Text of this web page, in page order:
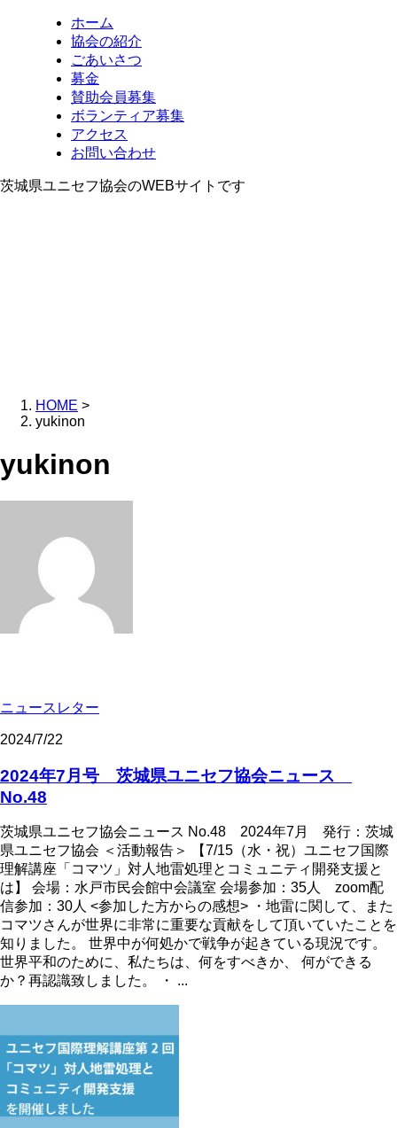
ホーム
協会の紹介
ごあいさつ
募金
賛助会員募集
ボランティア募集
アクセス
お問い合わせ
茨城県ユニセフ協会のWEBサイトです
HOME >
yukinon
yukinon
ニュースレター
2024/7/22
2024年7月号 茨城県ユニセフ協会ニュース
No.48
茨城県ユニセフ協会ニュース No.48 2024年7月 発行：茨城
県ユニセフ協会 ＜活動報告＞ 【7/15（水・祝）ユニセフ国際
理解講座「コマツ」対人地雷処理とコミュニティ開発支援と
は】 会場：水戸市民会館中会議室 会場参加：35人 zoom配
信参加：30人 <参加した方からの感想> ・地雷に関して、また
コマツさんが世界に非常に重要な貢献をして頂いていたことを
知りました。 世界中が何処かで戦争が起きている現況です。
世界平和のために、私たちは、何をすべきか、 何ができる
か？再認識致しました。 ・ ...